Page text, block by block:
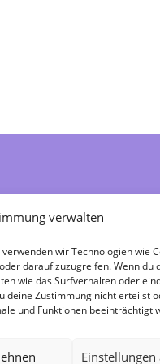
verwalten
wir Technologien wie
darauf zuzugreifen. Wenn du
wie das Surfverhalten oder
deine Zustimmung nicht erteilst
und Funktionen beeinträchtigt
Einstellungen
62353